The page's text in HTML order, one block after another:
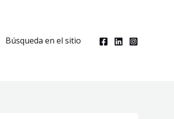
Búsqueda en el sitio